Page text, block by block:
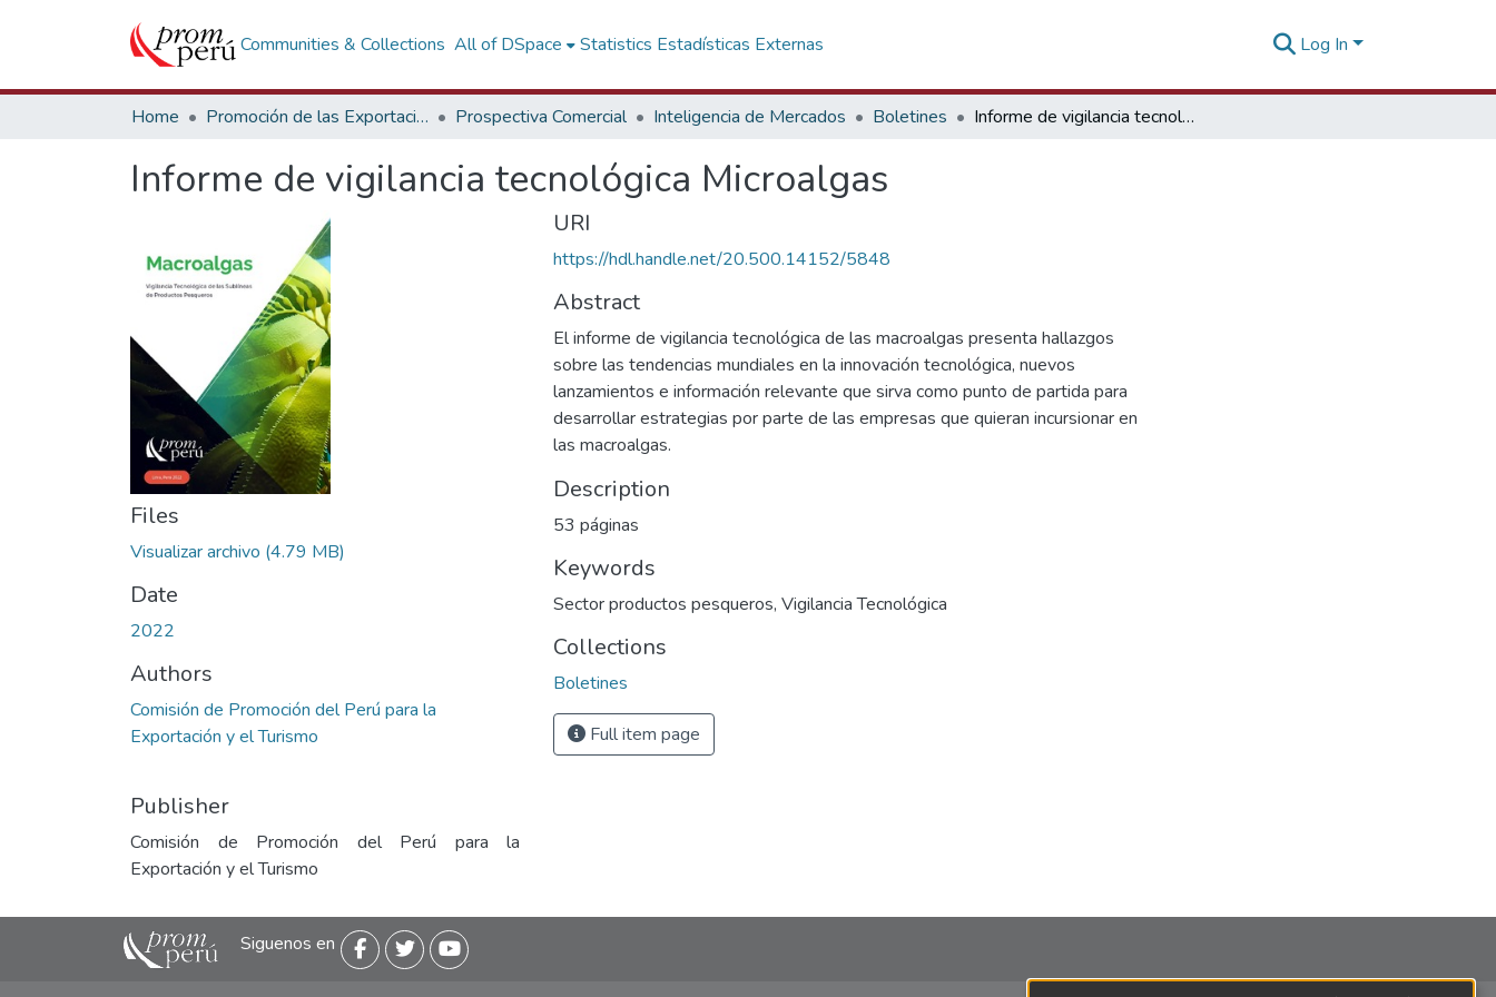
Communities & Collections All of DSpace Statistics Estadísticas Externas Log In
Home Promoción de las Exportaciones Prospectiva Comercial Inteligencia de Mercados Boletines Informe de vigilancia tecnológica Microalgas
Informe de vigilancia tecnológica Microalgas
Files
Visualizar archivo (4.79 MB)
Date
2022
Authors
Comisión de Promoción del Perú para la
Exportación y el Turismo
Publisher
Comisión de Promoción del Perú para la
Exportación y el Turismo
URI
https://hdl.handle.net/20.500.14152/5848
Abstract
El informe de vigilancia tecnológica de las macroalgas presenta hallazgos
sobre las tendencias mundiales en la innovación tecnológica, nuevos
lanzamientos e información relevante que sirva como punto de partida para
desarrollar estrategias por parte de las empresas que quieran incursionar en
las macroalgas.
Description
53 páginas
Keywords
Sector productos pesqueros, Vigilancia Tecnológica
Collections
Boletines
Full item page
Siguenos en